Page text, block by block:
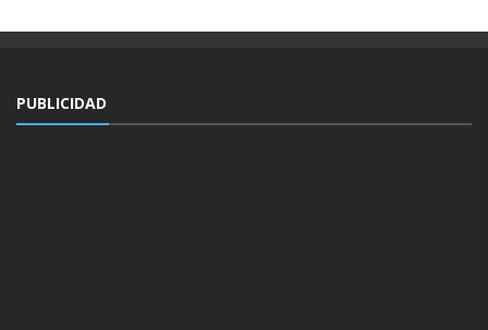
PUBLICIDAD